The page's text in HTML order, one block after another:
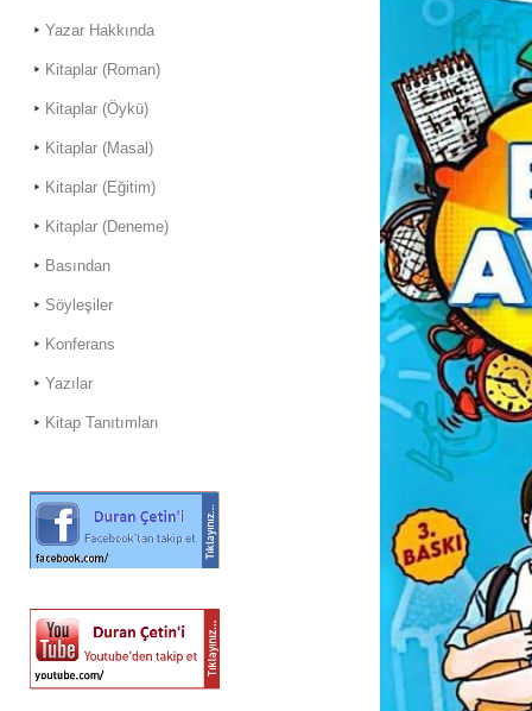
Yazar Hakkında
Kitaplar (Roman)
Kitaplar (Öykü)
Kitaplar (Masal)
Kitaplar (Eğitim)
Kitaplar (Deneme)
Basından
Söyleşiler
Konferans
Yazılar
Kitap Tanıtımları